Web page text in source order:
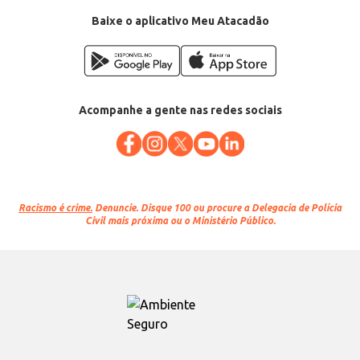
Baixe o aplicativo Meu Atacadão
Acompanhe a gente nas redes sociais
Racismo é crime. Denuncie. Disque 100 ou procure a Delegacia de Polícia
Civil mais próxima ou o Ministério Público.